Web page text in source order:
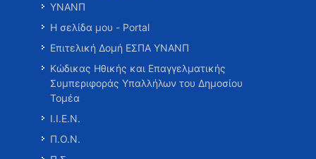
ΥΝΑΝΠ
Η σελίδα μου - Portal
Επιτελική Δομή ΕΣΠΑ ΥΝΑΝΠ
Κώδικας Ηθικής και Επαγγελματικής
Συμπεριφοράς Υπαλλήλων του Δημοσίου
Τομέα
Ι.Ι.Ε.Ν.
Π.Ο.Ν.